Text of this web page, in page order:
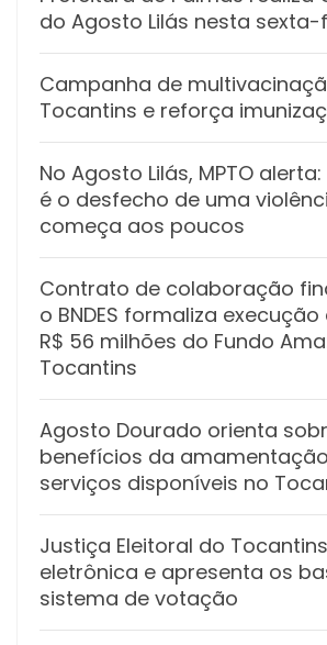
do Agosto Lilás nesta sexta-
Campanha de
Tocantins e reforça
No Agosto Lilás, MPTO
é o desfecho de uma
começa aos poucos
Contrato de colaboração
o BNDES formaliza
R$ 56 milhões do Fundo
Tocantins
Agosto Dourado orienta
benefícios da
serviços disponíveis no
Justiça Eleitoral do
eletrônica e apresenta os
sistema de votação